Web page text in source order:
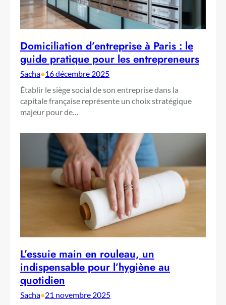
Domiciliation d’entreprise à Paris : le
guide pratique pour les entrepreneurs
Sacha•16 décembre 2025
Établir le siège social de son entreprise dans la
capitale française représente un choix stratégique
majeur pour de…
L’essuie main en rouleau, un
indispensable pour l’hygiène au
quotidien
Sacha•21 novembre 2025